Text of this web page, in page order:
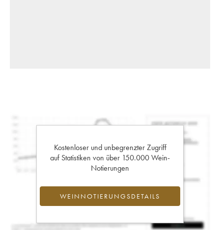
Kostenloser und unbegrenzter Zugriff
auf Statistiken von über 150.000 Wein-
Notierungen
WEINNOTIERUNGSDETAILS